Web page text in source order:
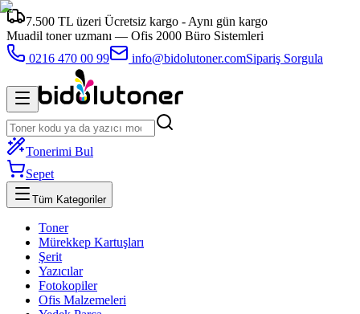
7.500 TL üzeri Ücretsiz kargo - Aynı gün kargo
Muadil toner uzmanı — Ofis 2000 Büro Sistemleri
0216 470 00 99
info@bidolutoner.comSipariş Sorgula
Tonerimi Bul
Sepet
Tüm Kategoriler
Toner
Mürekkep Kartuşları
Şerit
Yazıcılar
Fotokopiler
Ofis Malzemeleri